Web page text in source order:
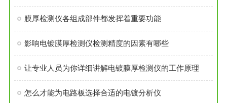
膜厚检测仪各组成部件都发挥着重要功能
影响电镀膜厚检测仪检测精度的因素有哪些
让专业人员为你详细讲解电镀膜厚检测仪的工作原理
怎么才能为电路板选择合适的电镀分析仪